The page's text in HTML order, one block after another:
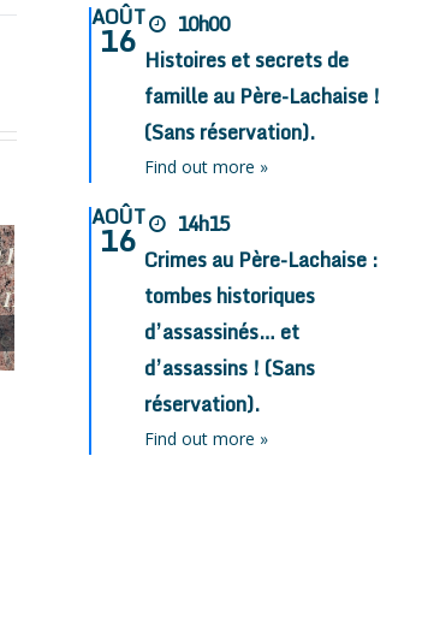
Avis de décès,
septembre 2025.
AOÛT
16
10h00
Histoires et secrets de
famille au Père-Lachaise !
(Sans réservation).
Find out more »
AOÛT
16
14h15
Crimes au Père-Lachaise :
tombes historiques
d’assassinés… et
d’assassins ! (Sans
réservation).
Find out more »